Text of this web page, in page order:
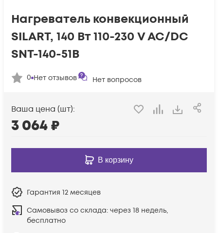
Нагреватель конвекционный
SILART, 140 Вт 110-230 V AC/DC
SNT-140-51B
0 Нет отзывов Нет вопросов
Ваша цена (шт):
3 064₽
В корзину
Гарантия 12 месяцев
Самовывоз со склада: через 18 недель,
бесплатно